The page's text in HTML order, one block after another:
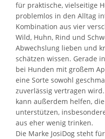
für praktische, vielseitige
problemlos in den Alltag
Kombination aus vier
Wild, Huhn, Rind und
Abwechslung lieben und
schätzen wissen. Gerade
bei Hunden mit großem
eine Sorte sowohl
zuverlässig vertragen
kann außerdem helfen,
unterstützen,
aus eher wenig trinken.
Die Marke JosiDog steht